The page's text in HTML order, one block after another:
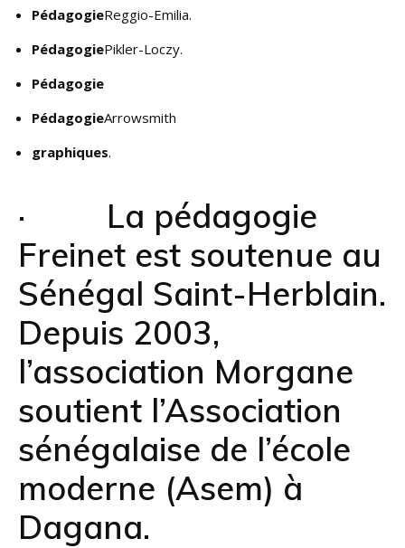
PédagogieReggio-Emilia.
PédagogiePikler-Loczy.
Pédagogie
PédagogieArrowsmith
graphiques.
· La pédagogie
Freinet est soutenue au
Sénégal Saint-Herblain.
Depuis 2003,
l’association Morgane
soutient l’Association
sénégalaise de l’école
moderne (Asem) à
Dagana.